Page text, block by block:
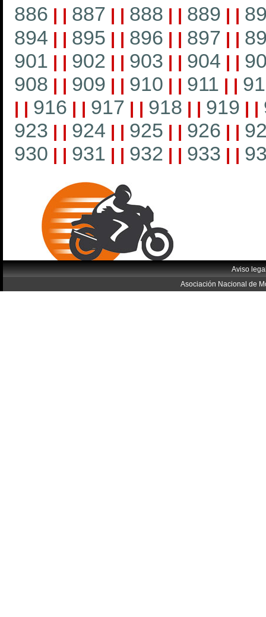
886 | | 887 | | 888 | | 889 | |
894 | | 895 | | 896 | | 897 | |
901 | | 902 | | 903 | | 904 | |
908 | | 909 | | 910 | | 911 | |
| | 916 | | 917 | | 918 | | 919 | |
923 | | 924 | | 925 | | 926 | |
930 | | 931 | | 932 | | 933 | |
Aviso
Asociación Nacional de